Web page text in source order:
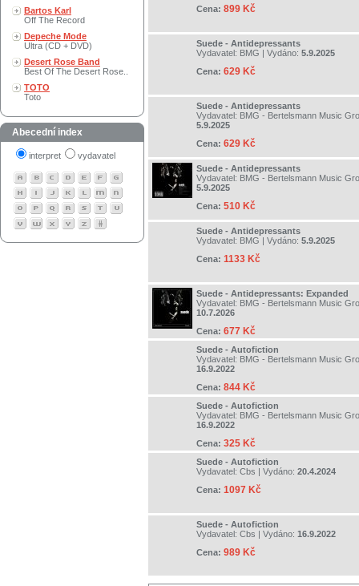
Bartos Karl
Off The Record
Depeche Mode
Ultra (CD + DVD)
Desert Rose Band
Best Of The Desert Rose..
TOTO
Toto
Abecední index
interpret vydavatel
Cena: 899 Kč
Suede - Antidepressants
Vydavatel: BMG | Vydáno: 5.9.2025
Cena: 629 Kč
Suede - Antidepressants
Vydavatel: BMG - Bertelsmann Music
5.9.2025
Cena: 629 Kč
Suede - Antidepressants
Vydavatel: BMG - Bertelsmann Music
5.9.2025
Cena: 510 Kč
Suede - Antidepressants
Vydavatel: BMG | Vydáno: 5.9.2025
Cena: 1133 Kč
Suede - Antidepressants: Expanded
Vydavatel: BMG - Bertelsmann Music
10.7.2026
Cena: 677 Kč
Suede - Autofiction
Vydavatel: BMG - Bertelsmann Music
16.9.2022
Cena: 844 Kč
Suede - Autofiction
Vydavatel: BMG - Bertelsmann Music
16.9.2022
Cena: 325 Kč
Suede - Autofiction
Vydavatel: Cbs | Vydáno: 20.4.2024
Cena: 1097 Kč
Suede - Autofiction
Vydavatel: Cbs | Vydáno: 16.9.2022
Cena: 989 Kč